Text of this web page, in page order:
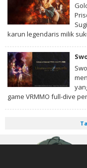
karun legendaris milik
game VRMMO full-dive